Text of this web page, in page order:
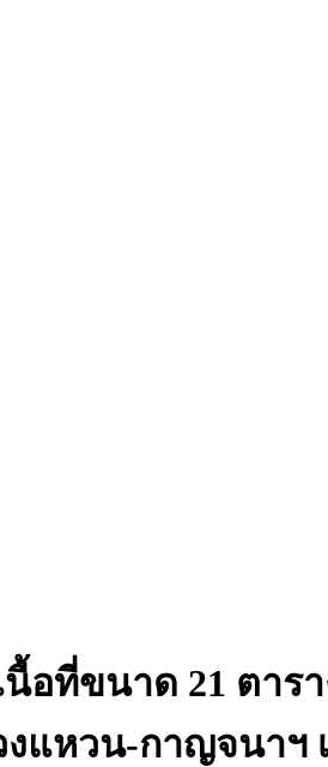
นื้อที่ขนาด 21 ตา
งแหวน-กาญจนาฯ